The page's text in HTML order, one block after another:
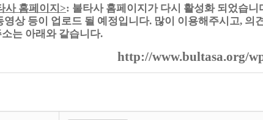
사 홈페이지>: 불타사 홈페이지가 다시 활성화 되었습니
영상 등이 업로드 될 예정입니다. 많이 이용해주시고, 의
는 아래와 같습니다.
http://www.bultasa.org/